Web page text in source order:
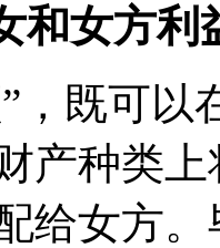
和女方利
，既可
产种类
给女方